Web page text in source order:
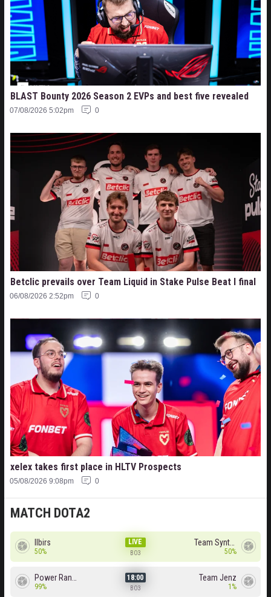
MATCH DOTA2
Ilbirs
50%
LIVE
BO3
Team Syntax
50%
Power Rangers
99%
18:00
BO3
Team Jenz
1%
BLAST Bounty 2026 Season 2 EVPs and best five revealed
07/08/2026 5:02pm 0
Betclic prevails over Team Liquid in Stake Pulse Beat I final
06/08/2026 2:52pm 0
xelex⁠ takes first place in HLTV Prospects
05/08/2026 9:08pm 0